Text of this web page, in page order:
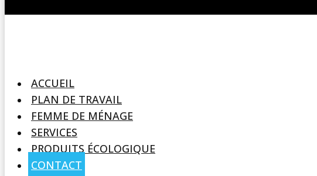
ACCUEIL
PLAN DE TRAVAIL
FEMME DE MÉNAGE
SERVICES
PRODUITS ÉCOLOGIQUE
CONTACT